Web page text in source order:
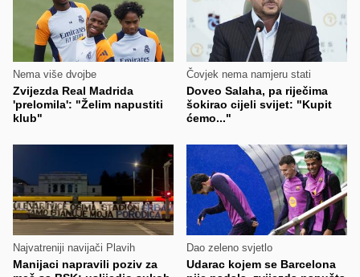
Nema više dvojbe
Zvijezda Real Madrida
'prelomila': "Želim napustiti
klub"
Čovjek nema namjeru stati
Doveo Salaha, pa riječima
šokirao cijeli svijet: "Kupit
ćemo..."
Najvatreniji navijači Plavih
Manijaci napravili poziv za
Dao zeleno svjetlo
Udarac kojem se Barcelona